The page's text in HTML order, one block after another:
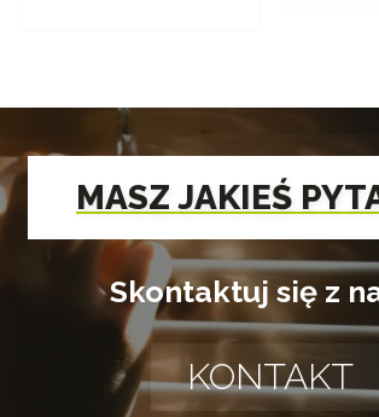
MASZ JAKIEŚ
Skontaktuj się z
KONTAKT